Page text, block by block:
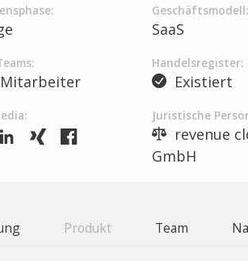
Geschäftsmodell:
SaaS
Mitarbeiter
Handelsregister:
Existiert
Juristische
revenue
GmbH
Produkt Team